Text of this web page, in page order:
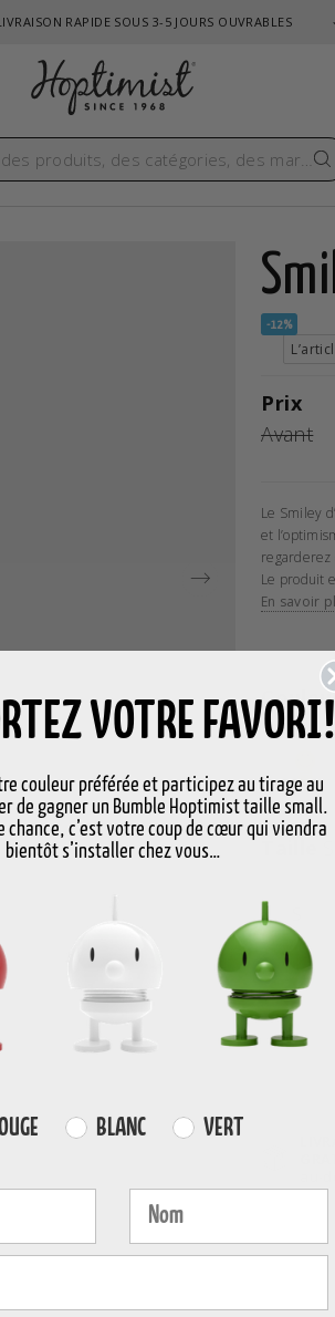
RAPIDE SOUS 3-5 JOURS OUVRABLES
-12%
Prix
Avant
Le Smiley
et
regarderez
Le produit
H 6,6 cm, P
En savoir
-
au-
VOTRE FAVORI!
couleur préférée et participez au tirage au
de gagner un Bumble Hoptimist taille small.
chance, c’est votre coup de cœur qui viendra
bientôt s’installer chez vous…
BLANC VERT
Efternavn